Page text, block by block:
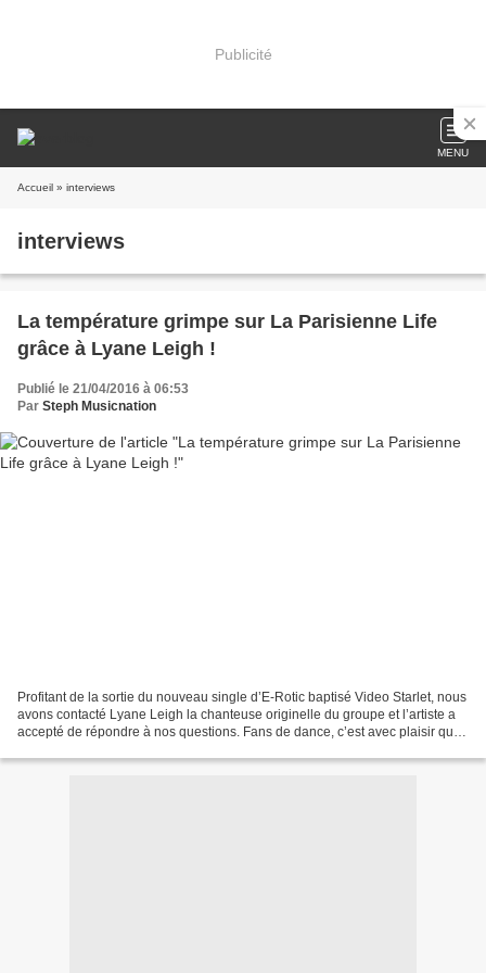
Publicité
MENU
Accueil » interviews
interviews
La température grimpe sur La Parisienne Life
grâce à Lyane Leigh !
Publié le 21/04/2016 à 06:53
Par Steph Musicnation
Profitant de la sortie du nouveau single d’E-Rotic baptisé Video Starlet, nous
avons contacté Lyane Leigh la chanteuse originelle du groupe et l’artiste a
accepté de répondre à nos questions. Fans de dance, c’est avec plaisir que